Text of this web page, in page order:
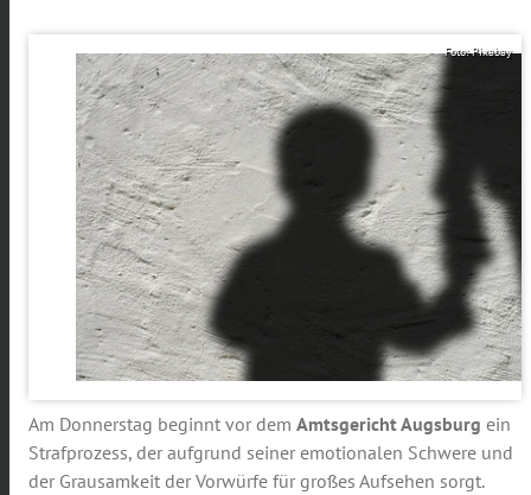
Foto: Pixabay
Am Donnerstag beginnt vor dem Amtsgericht Augsburg ein
Strafprozess, der aufgrund seiner emotionalen Schwere und
der Grausamkeit der Vorwürfe für großes Aufsehen sorgt.